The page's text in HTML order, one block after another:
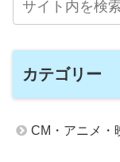
カテゴリー
CM・アニメ・